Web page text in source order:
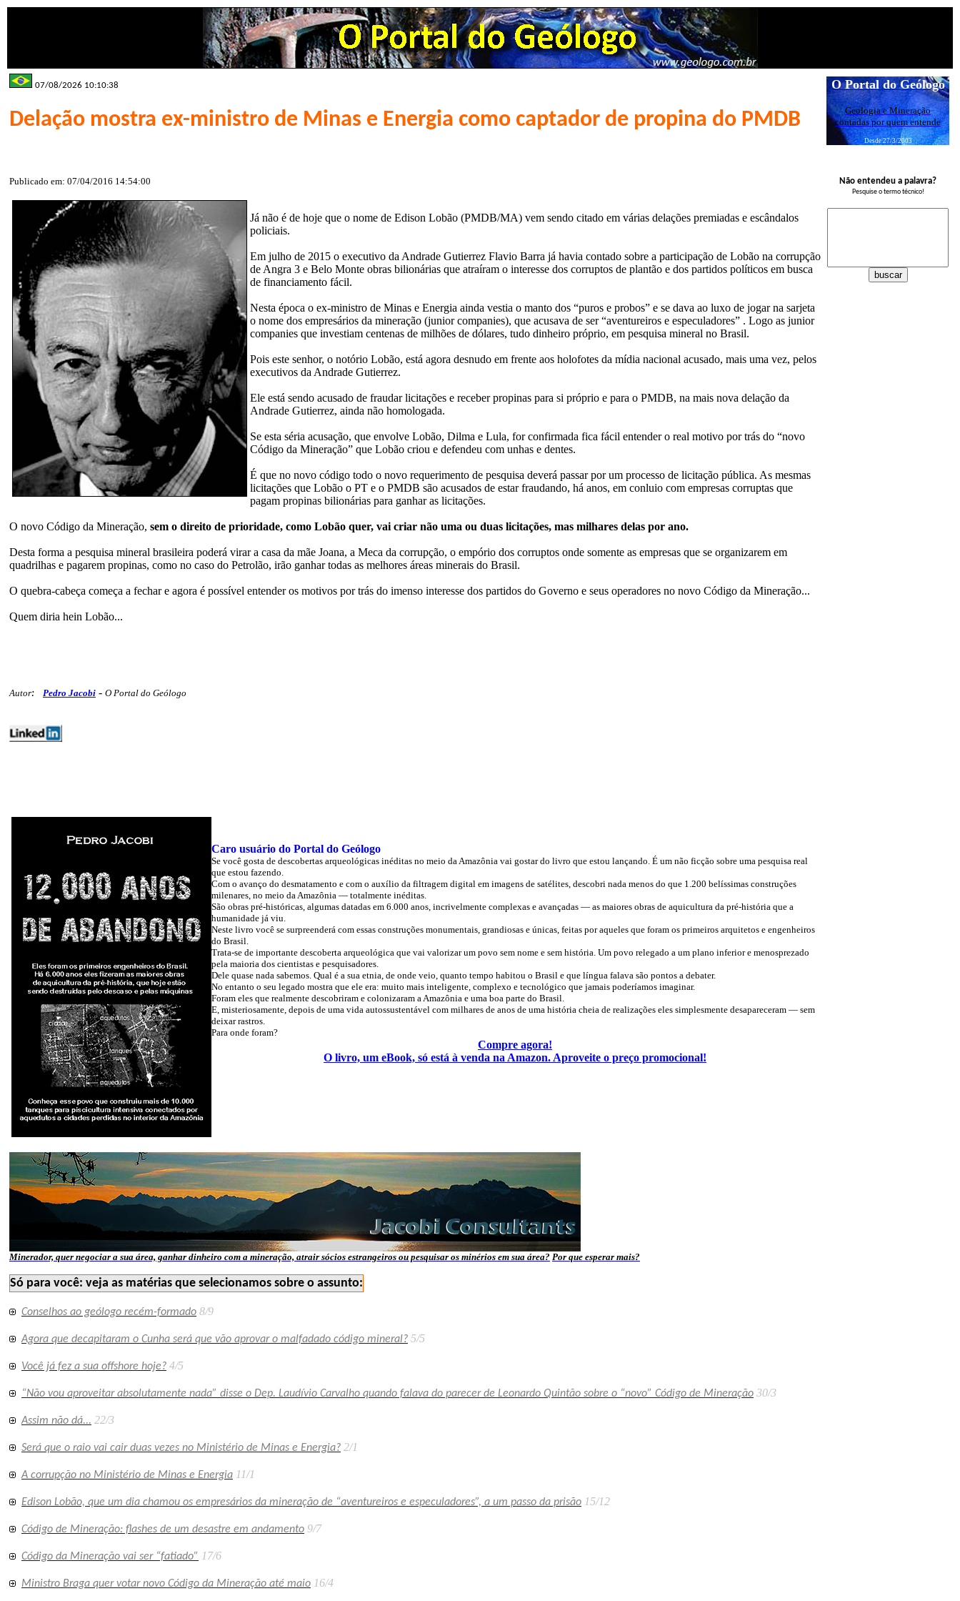
07/08/2026 10:10:38
Delação mostra ex-ministro de Minas e Energia como captador de propina do PMDB
Publicado em: 07/04/2016 14:54:00
Já não é de hoje que o nome de Edison Lobão (PMDB/MA) vem sendo citado em várias delações premiadas e escândalos
policiais.
Em julho de 2015 o executivo da Andrade Gutierrez Flavio Barra já havia contado sobre a participação de Lobão na corrupção
de Angra 3 e Belo Monte obras bilionárias que atraíram o interesse dos corruptos de plantão e dos partidos políticos em busca
de financiamento fácil.
Nesta época o ex-ministro de Minas e Energia ainda vestia o manto dos “puros e probos” e se dava ao luxo de jogar na sarjeta
o nome dos empresários da mineração (junior companies), que acusava de ser “aventureiros e especuladores” . Logo as junior
companies que investiam centenas de milhões de dólares, tudo dinheiro próprio, em pesquisa mineral no Brasil.
Pois este senhor, o notório Lobão, está agora desnudo em frente aos holofotes da mídia nacional acusado, mais uma vez, pelos
executivos da Andrade Gutierrez.
Ele está sendo acusado de fraudar licitações e receber propinas para si próprio e para o PMDB, na mais nova delação da
Andrade Gutierrez, ainda não homologada.
Se esta séria acusação, que envolve Lobão, Dilma e Lula, for confirmada fica fácil entender o real motivo por trás do “novo
Código da Mineração” que Lobão criou e defendeu com unhas e dentes.
É que no novo código todo o novo requerimento de pesquisa deverá passar por um processo de licitação pública. As mesmas
licitações que Lobão o PT e o PMDB são acusados de estar fraudando, há anos, em conluio com empresas corruptas que
pagam propinas bilionárias para ganhar as licitações.
O novo Código da Mineração, sem o direito de prioridade, como Lobão quer, vai criar não uma ou duas licitações, mas milhares delas por ano.
Desta forma a pesquisa mineral brasileira poderá virar a casa da mãe Joana, a Meca da corrupção, o empório dos corruptos onde somente as empresas que se organizarem em
quadrilhas e pagarem propinas, como no caso do Petrolão, irão ganhar todas as melhores áreas minerais do Brasil.
O quebra-cabeça começa a fechar e agora é possível entender os motivos por trás do imenso interesse dos partidos do Governo e seus operadores no novo Código da Mineração...
Quem diria hein Lobão...
Autor: Pedro Jacobi - O Portal do Geólogo
Caro usuário do Portal do Geólogo
Se você gosta de descobertas arqueológicas inéditas no meio da Amazônia vai gostar do livro que estou lançando. É um não ficção sobre uma pesquisa real
que estou fazendo.
Com o avanço do desmatamento e com o auxílio da filtragem digital em imagens de satélites, descobri nada menos do que 1.200 belíssimas construções
milenares, no meio da Amazônia — totalmente inéditas.
São obras pré-históricas, algumas datadas em 6.000 anos, incrivelmente complexas e avançadas — as maiores obras de aquicultura da pré-história que a
humanidade já viu.
Neste livro você se surpreenderá com essas construções monumentais, grandiosas e únicas, feitas por aqueles que foram os primeiros arquitetos e engenheiros
do Brasil.
Trata-se de importante descoberta arqueológica que vai valorizar um povo sem nome e sem história. Um povo relegado a um plano inferior e menosprezado
pela maioria dos cientistas e pesquisadores.
Dele quase nada sabemos. Qual é a sua etnia, de onde veio, quanto tempo habitou o Brasil e que língua falava são pontos a debater.
No entanto o seu legado mostra que ele era: muito mais inteligente, complexo e tecnológico que jamais poderíamos imaginar.
Foram eles que realmente descobriram e colonizaram a Amazônia e uma boa parte do Brasil.
E, misteriosamente, depois de uma vida autossustentável com milhares de anos de uma história cheia de realizações eles simplesmente desapareceram — sem
deixar rastros.
Para onde foram?
Compre agora!
O livro, um eBook, só está à venda na Amazon. Aproveite o preço promocional!
Minerador, quer negociar a sua área, ganhar dinheiro com a mineração, atrair sócios estrangeiros ou pesquisar os minérios em sua área? Por que esperar mais?
Só para você: veja as matérias que selecionamos sobre o assunto:
Conselhos ao geólogo recém-formado 8/9
Agora que decapitaram o Cunha será que vão aprovar o malfadado código mineral? 5/5
Você já fez a sua offshore hoje? 4/5
“Não vou aproveitar absolutamente nada” disse o Dep. Laudívio Carvalho quando falava do parecer de Leonardo Quintão sobre o “novo” Código de Mineração 30/3
Assim não dá... 22/3
Será que o raio vai cair duas vezes no Ministério de Minas e Energia? 2/1
A corrupção no Ministério de Minas e Energia 11/1
Edison Lobão, que um dia chamou os empresários da mineração de “aventureiros e especuladores”, a um passo da prisão 15/12
Código de Mineração: flashes de um desastre em andamento 9/7
Código da Mineração vai ser “fatiado” 17/6
Ministro Braga quer votar novo Código da Mineração até maio 16/4
O Portal do Geólogo
Geologia e Mineração
contadas por quem entende
Desde 27/3/2003
Não entendeu a palavra?
Pesquise o termo técnico!